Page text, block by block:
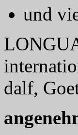
und
dalf,